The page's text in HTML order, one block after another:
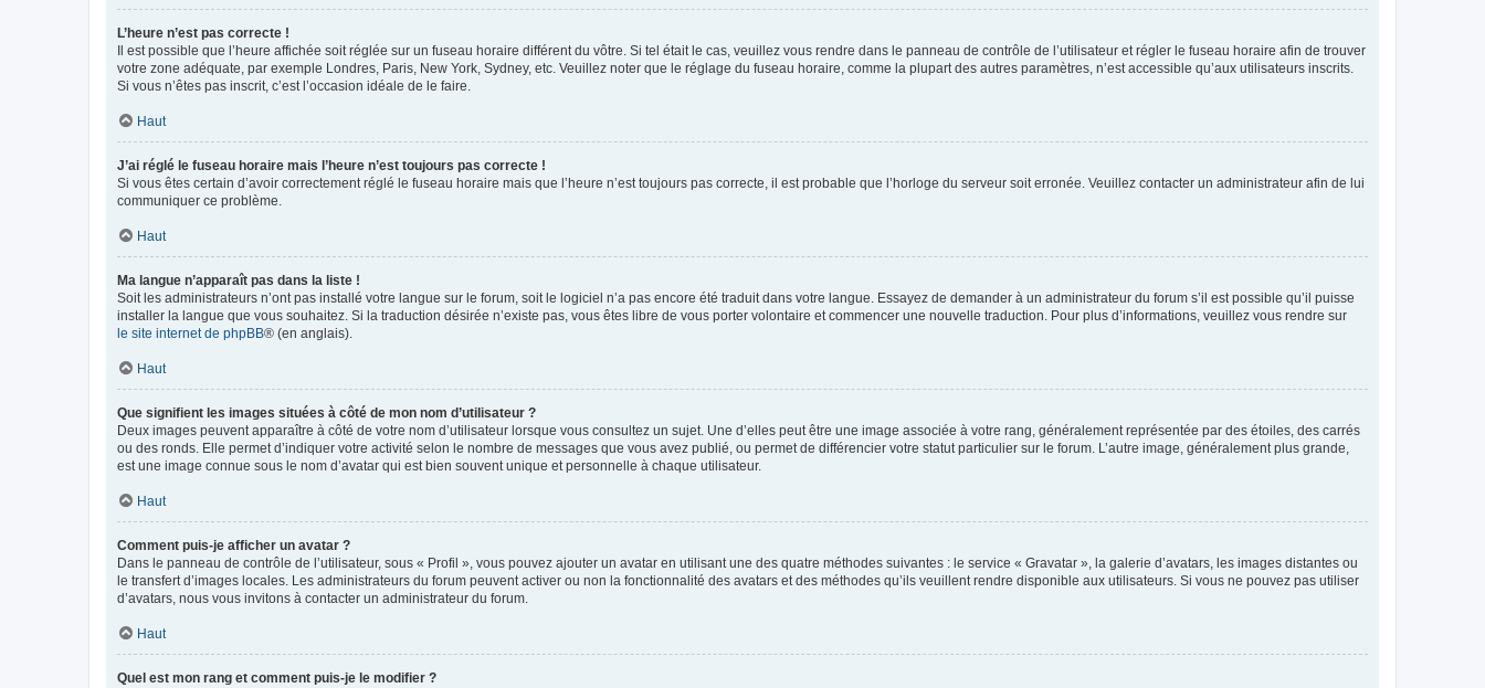
L’heure n’est pas correcte !
Il est possible que l’heure affichée soit réglée sur un fuseau horaire différent du vôtre. Si tel était le cas, veuillez vous rendre dans le panneau de contrôle de l’utilisateur et régler le fuseau horaire afin de trouver
votre zone adéquate, par exemple Londres, Paris, New York, Sydney, etc. Veuillez noter que le réglage du fuseau horaire, comme la plupart des autres paramètres, n’est accessible qu’aux utilisateurs inscrits.
Si vous n’êtes pas inscrit, c’est l’occasion idéale de le faire.
Haut
J’ai réglé le fuseau horaire mais l’heure n’est toujours pas correcte !
Si vous êtes certain d’avoir correctement réglé le fuseau horaire mais que l’heure n’est toujours pas correcte, il est probable que l’horloge du serveur soit erronée. Veuillez contacter un administrateur afin de lui
communiquer ce problème.
Haut
Ma langue n’apparaît pas dans la liste !
Soit les administrateurs n’ont pas installé votre langue sur le forum, soit le logiciel n’a pas encore été traduit dans votre langue. Essayez de demander à un administrateur du forum s’il est possible qu’il puisse
installer la langue que vous souhaitez. Si la traduction désirée n’existe pas, vous êtes libre de vous porter volontaire et commencer une nouvelle traduction. Pour plus d’informations, veuillez vous rendre sur
le site internet de phpBB® (en anglais).
Haut
Que signifient les images situées à côté de mon nom d’utilisateur ?
Deux images peuvent apparaître à côté de votre nom d’utilisateur lorsque vous consultez un sujet. Une d’elles peut être une image associée à votre rang, généralement représentée par des étoiles, des carrés
ou des ronds. Elle permet d’indiquer votre activité selon le nombre de messages que vous avez publié, ou permet de différencier votre statut particulier sur le forum. L’autre image, généralement plus grande,
est une image connue sous le nom d’avatar qui est bien souvent unique et personnelle à chaque utilisateur.
Haut
Comment puis-je afficher un avatar ?
Dans le panneau de contrôle de l’utilisateur, sous « Profil », vous pouvez ajouter un avatar en utilisant une des quatre méthodes suivantes : le service « Gravatar », la galerie d’avatars, les images distantes ou
le transfert d’images locales. Les administrateurs du forum peuvent activer ou non la fonctionnalité des avatars et des méthodes qu’ils veuillent rendre disponible aux utilisateurs. Si vous ne pouvez pas utiliser
d’avatars, nous vous invitons à contacter un administrateur du forum.
Haut
Quel est mon rang et comment puis-je le modifier ?